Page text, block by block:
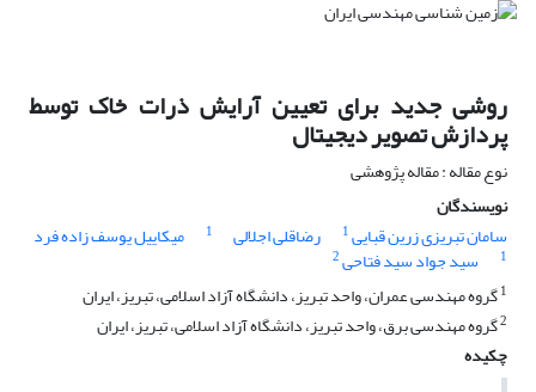
روشی جدید برای تعیین آرایش ذرات خاک توسط
پردازش تصویر دیجیتال
نوع مقاله : مقاله پژوهشی
نویسندگان
سامان تبریزی زرین قبایی1 رضاقلی اجلالی 1 میکاییل یوسف زاده فرد
1 سید جواد سید فتاحی2
1گروه مهندسی عمران، واحد تبریز، دانشگاه آزاد اسلامی، تبریز، ایران
2گروه مهندسی برق، واحد تبریز، دانشگاه آزاد اسلامی، تبریز، ایران
چکیده